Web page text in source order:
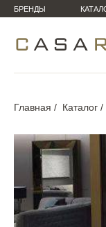
БРЕНДЫ
Главная Каталог